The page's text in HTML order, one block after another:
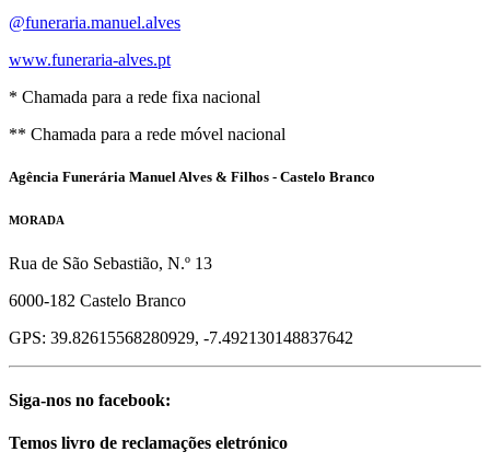
@funeraria.manuel.alves
www.funeraria-alves.pt
* Chamada para a rede fixa nacional
** Chamada para a rede móvel nacional
Agência Funerária Manuel Alves & Filhos - Castelo Branco
MORADA
Rua de São Sebastião, N.º 13
6000-182 Castelo Branco
GPS: 39.82615568280929, -7.492130148837642
Siga-nos no facebook:
Temos livro de reclamações eletrónico